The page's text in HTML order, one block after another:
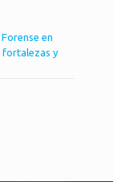
en
fortalezas y